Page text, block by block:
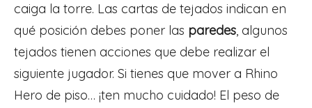
caiga la torre. Las cartas de tejados indican en
qué posición debes poner las paredes, algunos
tejados tienen acciones que debe realizar el
siguiente jugador. Si tienes que mover a Rhino
Hero de piso… ¡ten mucho cuidado! El peso de